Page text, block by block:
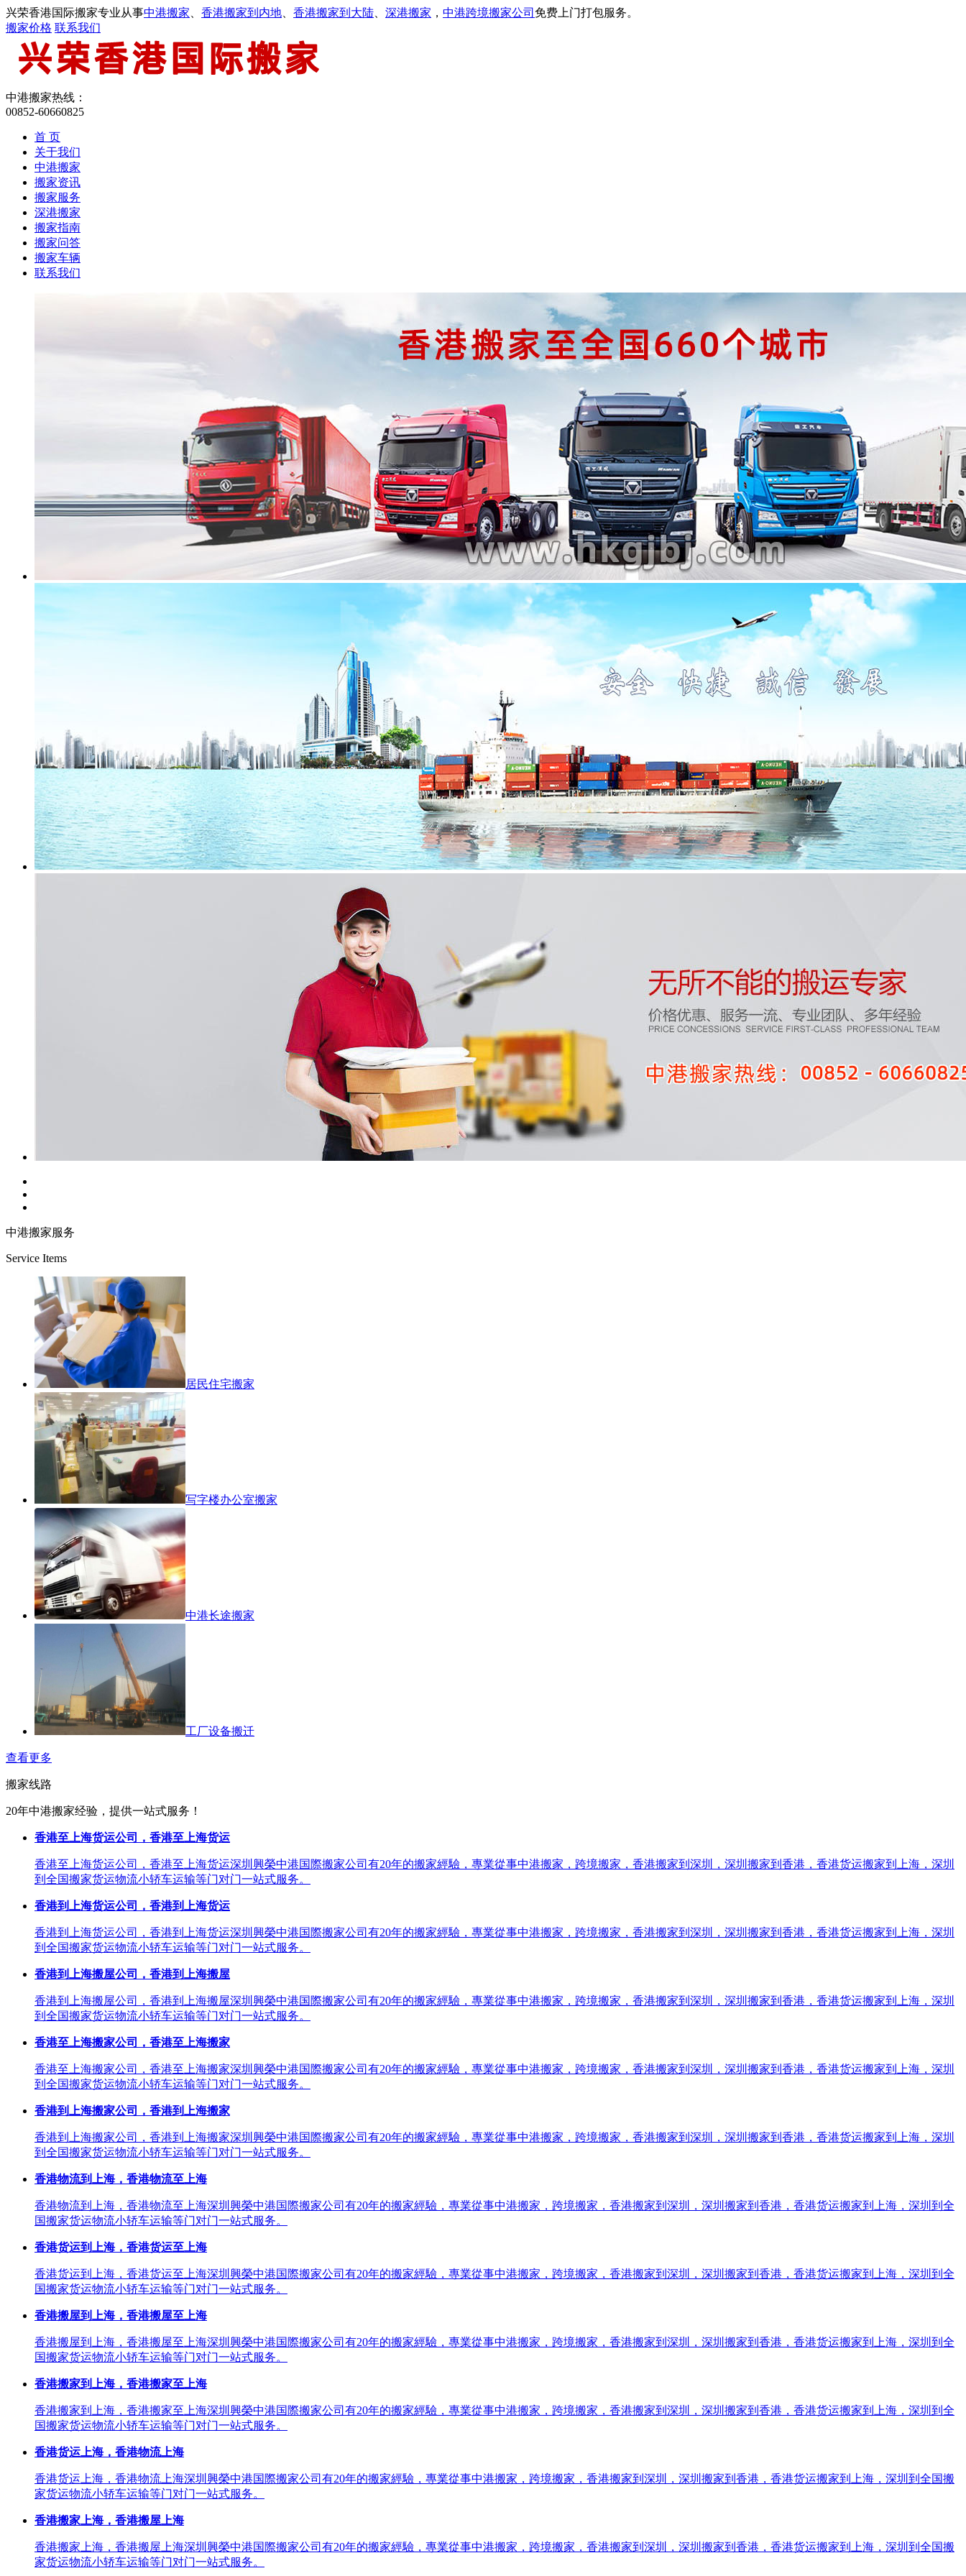
兴荣香港国际搬家专业从事中港搬家 香港搬家到内地 香港搬家到大陆 深港搬家 ， 中港跨境搬家公司 免费上门打包服务。
搬家价格 联系我们
中港搬家热线：
00852-60660825
首 页
关于我们
中港搬家
搬家资讯
搬家服务
深港搬家
搬家指南
搬家问答
搬家车辆
联系我们
中港搬家服务
Service Items
居民住宅搬家
写字楼办公室搬家
中港长途搬家
工厂设备搬迁
查看更多
搬家线路
20年中港搬家经验，提供一站式服务！
香港至上海货运公司，香港至上海货运
香港至上海货运公司，香港至上海货运深圳興榮中港国際搬家公司有20年的搬家經驗，專業從事中港搬家，跨境搬家，香港搬家到深圳，深圳搬家到香港，香港货运搬家到上海，深圳
到全国搬家货运物流小轿车运输等门对门一站式服务。
香港到上海货运公司，香港到上海货运
香港到上海货运公司，香港到上海货运深圳興榮中港国際搬家公司有20年的搬家經驗，專業從事中港搬家，跨境搬家，香港搬家到深圳，深圳搬家到香港，香港货运搬家到上海，深圳
到全国搬家货运物流小轿车运输等门对门一站式服务。
香港到上海搬屋公司，香港到上海搬屋
香港到上海搬屋公司，香港到上海搬屋深圳興榮中港国際搬家公司有20年的搬家經驗，專業從事中港搬家，跨境搬家，香港搬家到深圳，深圳搬家到香港，香港货运搬家到上海，深圳
到全国搬家货运物流小轿车运输等门对门一站式服务。
香港至上海搬家公司，香港至上海搬家
香港至上海搬家公司，香港至上海搬家深圳興榮中港国際搬家公司有20年的搬家經驗，專業從事中港搬家，跨境搬家，香港搬家到深圳，深圳搬家到香港，香港货运搬家到上海，深圳
到全国搬家货运物流小轿车运输等门对门一站式服务。
香港到上海搬家公司，香港到上海搬家
香港到上海搬家公司，香港到上海搬家深圳興榮中港国際搬家公司有20年的搬家經驗，專業從事中港搬家，跨境搬家，香港搬家到深圳，深圳搬家到香港，香港货运搬家到上海，深圳
到全国搬家货运物流小轿车运输等门对门一站式服务。
香港物流到上海，香港物流至上海
香港物流到上海，香港物流至上海深圳興榮中港国際搬家公司有20年的搬家經驗，專業從事中港搬家，跨境搬家，香港搬家到深圳，深圳搬家到香港，香港货运搬家到上海，深圳到全
国搬家货运物流小轿车运输等门对门一站式服务。
香港货运到上海，香港货运至上海
香港货运到上海，香港货运至上海深圳興榮中港国際搬家公司有20年的搬家經驗，專業從事中港搬家，跨境搬家，香港搬家到深圳，深圳搬家到香港，香港货运搬家到上海，深圳到全
国搬家货运物流小轿车运输等门对门一站式服务。
香港搬屋到上海，香港搬屋至上海
香港搬屋到上海，香港搬屋至上海深圳興榮中港国際搬家公司有20年的搬家經驗，專業從事中港搬家，跨境搬家，香港搬家到深圳，深圳搬家到香港，香港货运搬家到上海，深圳到全
国搬家货运物流小轿车运输等门对门一站式服务。
香港搬家到上海，香港搬家至上海
香港搬家到上海，香港搬家至上海深圳興榮中港国際搬家公司有20年的搬家經驗，專業從事中港搬家，跨境搬家，香港搬家到深圳，深圳搬家到香港，香港货运搬家到上海，深圳到全
国搬家货运物流小轿车运输等门对门一站式服务。
香港货运上海，香港物流上海
香港货运上海，香港物流上海深圳興榮中港国際搬家公司有20年的搬家經驗，專業從事中港搬家，跨境搬家，香港搬家到深圳，深圳搬家到香港，香港货运搬家到上海，深圳到全国搬
家货运物流小轿车运输等门对门一站式服务。
香港搬家上海，香港搬屋上海
香港搬家上海，香港搬屋上海深圳興榮中港国際搬家公司有20年的搬家經驗，專業從事中港搬家，跨境搬家，香港搬家到深圳，深圳搬家到香港，香港货运搬家到上海，深圳到全国搬
家货运物流小轿车运输等门对门一站式服务。